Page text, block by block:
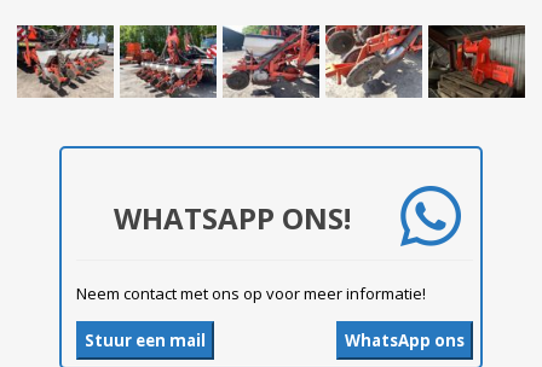
WHATSAPP ONS!
Neem contact met ons op voor meer informatie!
WhatsApp ons
Stuur een mail